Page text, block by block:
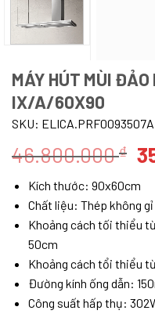
MÁY HÚT MÙI ĐẢO
IX/A/60X90
SKU: ELICA.PRF0093507A
46.800.000₫
là:
Kích thước: 90x60cm
Chất liệu: Thép không gỉ
Khoảng cách tối thiểu
50cm
Khoảng cách tổi thiểu
Đường kính ống dẫn:
Công suất hấp thụ: